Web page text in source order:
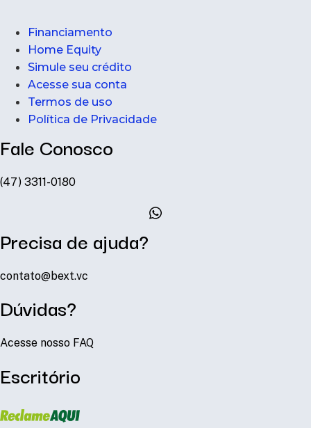
Financiamento
Home Equity
Simule seu crédito
Acesse sua conta
Termos de uso
Política de Privacidade
Fale Conosco
(47) 3311-0180
Precisa de ajuda?
contato@bext.vc
Dúvidas?
Acesse nosso FAQ
Escritório